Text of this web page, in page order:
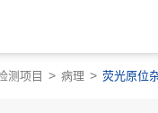
测项目 > 病理 > 荧光原位